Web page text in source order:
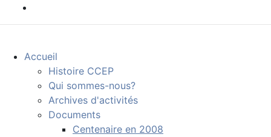
Accueil
Histoire CCEP
Qui sommes-nous?
Archives d'activités
Documents
Centenaire en 2008